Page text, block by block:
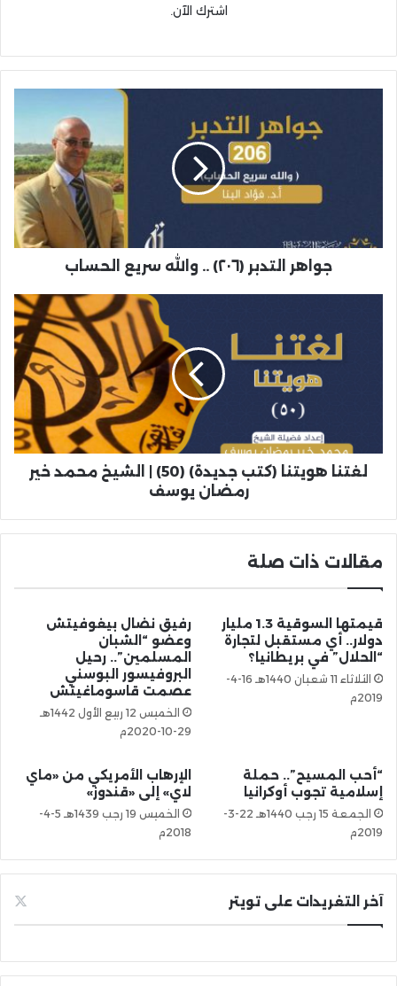
اشترك الآن.
جواهر التدبر (٢٠٦) .. والله سريع الحساب
لغتنا هويتنا (كتب جديدة) (50) | الشيخ محمد خير
رمضان يوسف
مقالات ذات صلة
قيمتها السوقية 1.3 مليار
دولار.. أي مستقبل لتجارة
“الحلال” في بريطانيا؟
الثلاثاء 11 شعبان 1440هـ 16-4-
2019م
رفيق نضال بيغوفيتش
وعضو “الشبان
المسلمين”.. رحيل
البروفيسور البوسني
عصمت قاسوماغيتش
الخميس 12 ربيع الأول 1442هـ
29-10-2020م
“أحب المسيح”.. حملة
إسلامية تجوب أوكرانيا
الجمعة 15 رجب 1440هـ 22-3-
2019م
الإرهاب الأمريكي من «ماي
لاي» إلى «قندوز»
الخميس 19 رجب 1439هـ 5-4-
2018م
آخر التغريدات على تويتر